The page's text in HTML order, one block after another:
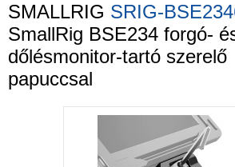
SMALLRIG SRIG-
SmallRig BSE234 forgó-
dőlésmonitor-tartó szerelő
papuccsal